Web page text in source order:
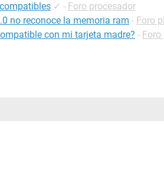
✓ - Foro procesador
no reconoce la memoria ram - Foro
con mi tarjeta madre? - Foro